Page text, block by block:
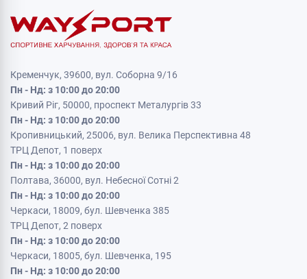
Кременчук, 39600, вул. Соборна 9/16
Пн - Нд: з 10:00 до 20:00
Кривий Ріг, 50000, проспект Металургів 33
Пн - Нд: з 10:00 до 20:00
Кропивницький, 25006, вул. Велика Перспективна 48
ТРЦ Депот, 1 поверх
Пн - Нд: з 10:00 до 20:00
Полтава, 36000, вул. Небесної Сотні 2
Пн - Нд: з 10:00 до 20:00
Черкаси, 18009, бул. Шевченка 385
ТРЦ Депот, 2 поверх
Пн - Нд: з 10:00 до 20:00
Черкаси, 18005, бул. Шевченка, 195
Пн - Нд: з 10:00 до 20:00